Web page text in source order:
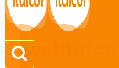
LÍNEA
Sustitutos